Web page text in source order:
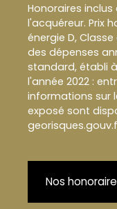
Honoraires inclus
l'acquéreur. Prix
énergie D,
des dépenses
standard, établi
l'année 2022 :
informations sur
exposé sont
Nos